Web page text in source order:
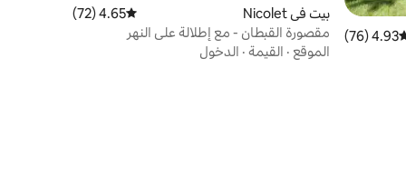
التقييم 4.93 من 5، 76 مراجعات
4.93 (76)
بيت في Nicolet متوسط التقييم 4.65 من 5، 72 مراجعات
4.65 (72)
مقصورة القبطان - مع إطلالة على النهر
الموقع · القيمة · الدخول